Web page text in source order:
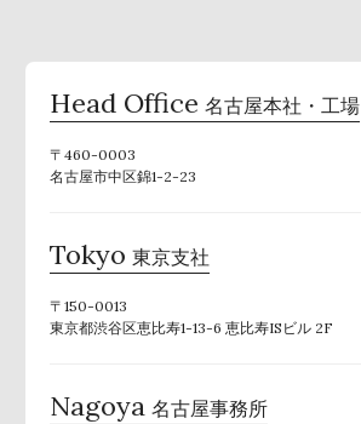
Head Office 名古屋本社・工場
〒460-0003
名古屋市中区錦1-2-23
Tokyo 東京支社
〒150-0013
東京都渋谷区恵比寿1-13-6 恵比寿ISビル 2F
Nagoya 名古屋事務所